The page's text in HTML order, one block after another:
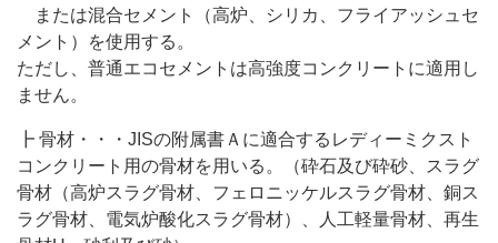
または混合セメント（高炉、シリカ、フライアッシュセ
メント）を使用する。
ただし、普通エコセメントは高強度コンクリートに適用し
ません。
┣ 骨材・・・JISの附属書Ａに適合するレディーミクスト
コンクリート用の骨材を用いる。（砕石及び砕砂、スラグ
骨材（高炉スラグ骨材、フェロニッケルスラグ骨材、銅ス
ラグ骨材、電気炉酸化スラグ骨材）、人工軽量骨材、再生